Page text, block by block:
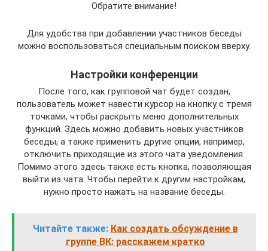
Обратите внимание!
Для удобства при добавлении участников беседы
можно воспользоваться специальным поиском вверху.
Настройки конференции
После того, как групповой чат будет создан,
пользователь может навести курсор на кнопку с тремя
точками, чтобы раскрыть меню дополнительных
функций. Здесь можно добавить новых участников
беседы, а также применить другие опции, например,
отключить приходящие из этого чата уведомления.
Помимо этого здесь также есть кнопка, позволяющая
выйти из чата. Чтобы перейти к другим настройкам,
нужно просто нажать на название беседы.
Читайте также: Как создать обсуждение в
группе ВК: расскажем кратко